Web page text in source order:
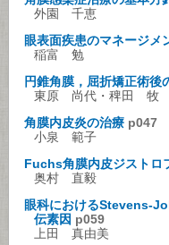
外園 千恵
眼表面疾患のマネージメ
稲富 勉
円錐角膜，屈折矯正術後
東原 尚代・稗田 牧
角膜内皮炎の治療 p047
小泉 範子
Fuchs角膜内皮ジストロ
奥村 直毅
眼科におけるStevens-
伝素因 p059
上田 真由美